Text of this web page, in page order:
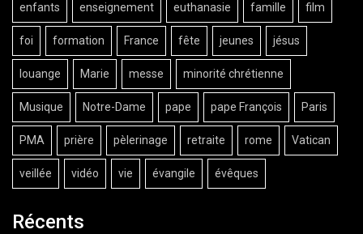
enfants enseignement euthanasie famille film
foi formation France fête jeunes jésus
louange Marie messe minorité chrétienne
Musique Notre-Dame pape pape François Paris
PMA prière pèlerinage retraite rome Vatican
veillée vidéo vie évangile évêques
Récents